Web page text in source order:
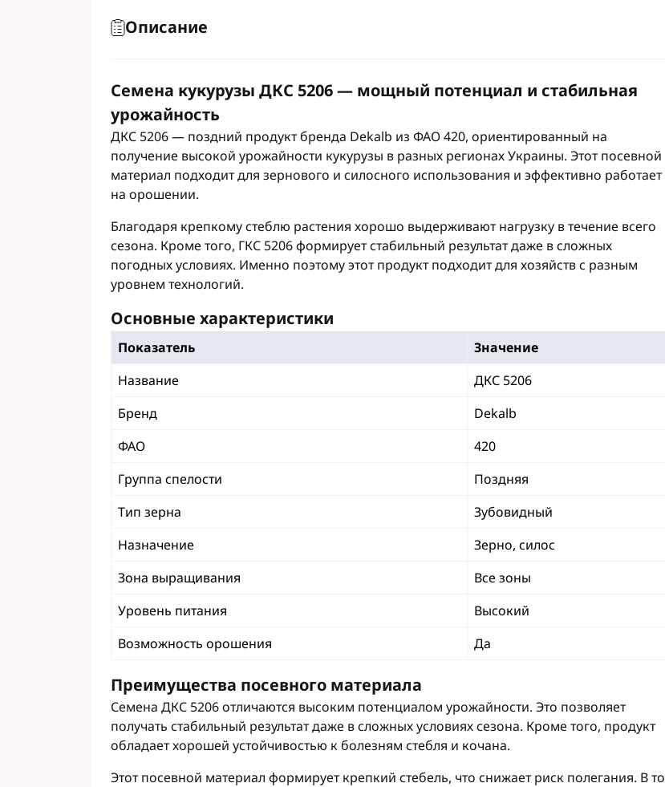
Семена рапса Brevant
Фунгициды Для сои
Фунгициды для Зерновых
Фунгициды Для Подсолнечника
Фунгициды для Картофеля
Фунгициды Для Овощей
Фунгициды Для Чеснока
Фунгициды Для свеклы
Контактные фунгициды
Инокулянты для сои
Комплексные микроудобрения
Микроудобрения для зерновых
подсолнечника
Микроудобрения для пшеницы
Микроудобрения для Рапса
Микроудобрения Life Force
Ukraine
Микроудобрения StimOrganic
Микроудобрения Humintech
Микроудобрения NERTUS
Микроудобрения Альфа Смарт
Микроудобрения Укравит
Описание
Семена кукурузы ДКС 5206 — мощный потенциал и стабильная
урожайность
ДКС 5206 — поздний продукт бренда Dekalb из ФАО 420, ориентированный на
получение высокой урожайности кукурузы в разных регионах Украины. Этот посевной
материал подходит для зернового и силосного использования и эффективно работает
на орошении.
Благодаря крепкому стеблю растения хорошо выдерживают нагрузку в течение всего
сезона. Кроме того, ГКС 5206 формирует стабильный результат даже в сложных
погодных условиях. Именно поэтому этот продукт подходит для хозяйств с разным
уровнем технологий.
Основные характеристики
Показатель
Значение
Название
ДКС 5206
Бренд
Dekalb
ФАО
420
Группа спелости
Поздняя
Тип зерна
Зубовидный
Назначение
Зерно, силос
Зона выращивания
Все зоны
Уровень питания
Высокий
Возможность орошения
Да
Преимущества посевного материала
Семена ДКС 5206 отличаются высоким потенциалом урожайности. Это позволяет
получать стабильный результат даже в сложных условиях сезона. Кроме того, продукт
обладает хорошей устойчивостью к болезням стебля и кочана.
Этот посевной материал формирует крепкий стебель, что снижает риск полегания. В то